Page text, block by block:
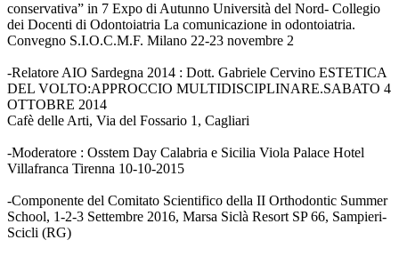
conservativa” in 7 Expo di Autunno Università del Nord- Collegio
dei Docenti di Odontoiatria La comunicazione in odontoiatria.
Convegno S.I.O.C.M.F. Milano 22-23 novembre 2
-Relatore AIO Sardegna 2014 : Dott. Gabriele Cervino ESTETICA
DEL VOLTO:APPROCCIO MULTIDISCIPLINARE.SABATO 4
OTTOBRE 2014
Cafè delle Arti, Via del Fossario 1, Cagliari
-Moderatore : Osstem Day Calabria e Sicilia Viola Palace Hotel
Villafranca Tirenna 10-10-2015
-Componente del Comitato Scientifico della II Orthodontic Summer
School, 1-2-3 Settembre 2016, Marsa Siclà Resort SP 66, Sampieri-
Scicli (RG)